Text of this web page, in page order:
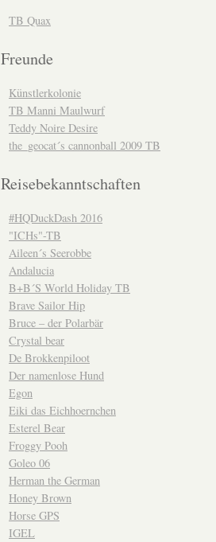
TB Quax
Freunde
Künstlerkolonie
TB Manni Maulwurf
Teddy Noire Desire
the_geocat´s cannonball 2009 TB
Reisebekanntschaften
#HQDuckDash 2016
"ICHs"-TB
Aileen´s Seerobbe
Andalucia
B+B´S World Holiday TB
Brave Sailor Hip
Bruce – der Polarbär
Crystal bear
De Brokkenpiloot
Der namenlose Hund
Egon
Eiki das Eichhoernchen
Esterel Bear
Froggy Pooh
Goleo 06
Herman the German
Honey Brown
Horse GPS
IGEL